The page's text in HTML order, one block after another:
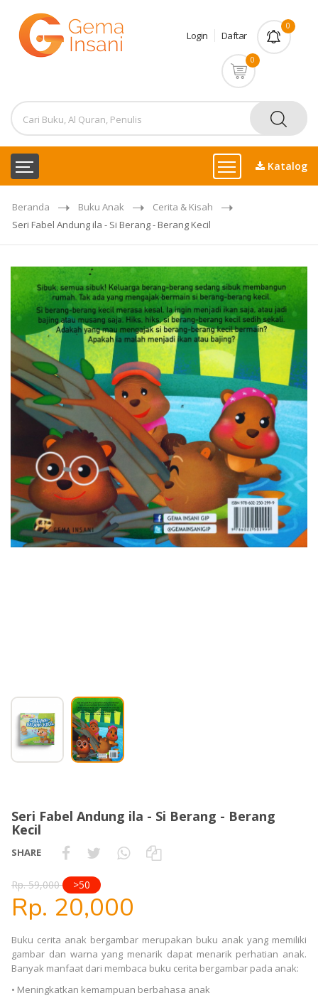
Login Daftar
0
0
Katalog
Beranda Buku Anak
Cerita & Kisah
Seri Fabel Andung ila - Si Berang - Berang Kecil
Seri Fabel Andung ila - Si Berang - Berang
Kecil
SHARE
Rp. 59,000 >50
Rp. 20,000
Buku cerita anak bergambar merupakan buku anak yang memiliki
gambar dan warna yang menarik dapat menarik perhatian anak.
Banyak manfaat dari membaca buku cerita bergambar pada anak:
• Meningkatkan kemampuan berbahasa anak